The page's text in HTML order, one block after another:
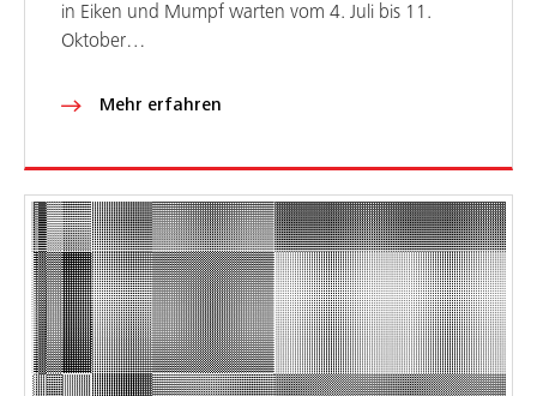
in Eiken und Mumpf warten vom 4. Juli bis 11.
Oktober…
Mehr erfahren